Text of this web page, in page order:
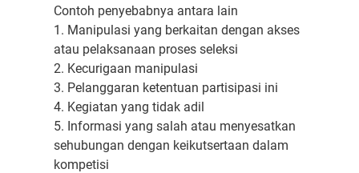
Contoh penyebabnya antara lain
1. Manipulasi yang berkaitan dengan akses
atau pelaksanaan proses seleksi
2. Kecurigaan manipulasi
3. Pelanggaran ketentuan partisipasi ini
4. Kegiatan yang tidak adil
5. Informasi yang salah atau menyesatkan
sehubungan dengan keikutsertaan dalam
kompetisi